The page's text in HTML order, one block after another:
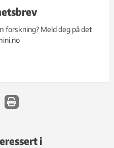
forskning? Meld deg på det
i